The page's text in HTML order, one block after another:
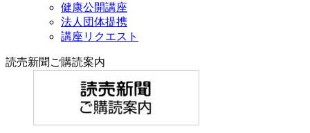
健康公開講座
法人団体提携
講座リクエスト
読売新聞ご購読案内